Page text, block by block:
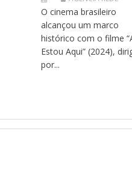
O cinema brasileiro
alcançou um marco
histórico com o filme
Estou Aqui” (2024),
por...